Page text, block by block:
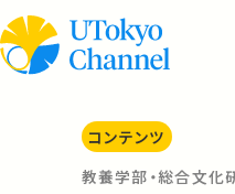
コンテンツ
教養学部・総合文化